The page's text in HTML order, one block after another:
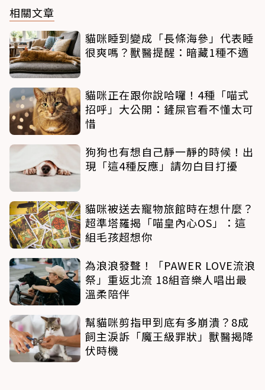
相關文章
貓咪睡到變成「長條海參」代表睡
很爽嗎？獸醫提醒：暗藏1種不適
貓咪正在跟你說哈囉！4種「喵式
招呼」大公開：鏟屎官看不懂太可
惜
狗狗也有想自己靜一靜的時候！出
現「這4種反應」請勿白目打擾
貓咪被送去寵物旅館時在想什麼？
超準塔羅揭「喵皇內心OS」：這
組毛孩超想你
為浪浪發聲！「PAWER LOVE流浪
祭」重返北流 18組音樂人唱出最
溫柔陪伴
幫貓咪剪指甲到底有多崩潰？8成
飼主淚訴「魔王級罪狀」獸醫揭降
伏時機